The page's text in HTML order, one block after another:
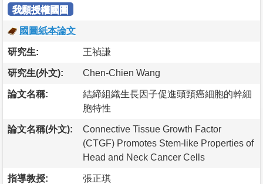
我願授權國圖
國圖紙本論文
研究生: 王禎謙
研究生(外文): Chen-Chien Wang
論文名稱:
結締組織生長因子促進頭頸癌細胞的幹細
胞特性
論文名稱(外文):
Connective Tissue Growth Factor
(CTGF) Promotes Stem-like Properties of
Head and Neck Cancer Cells
指導教授: 張正琪